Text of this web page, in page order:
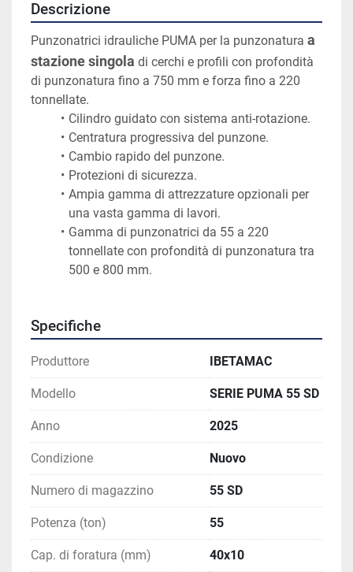
Descrizione
Punzonatrici idrauliche PUMA per la punzonatura a
stazione singola di cerchi e profili con profondità
di punzonatura fino a 750 mm e forza fino a 220
tonnellate.
Cilindro guidato con sistema anti-rotazione.
Centratura progressiva del punzone.
Cambio rapido del punzone.
Protezioni di sicurezza.
Ampia gamma di attrezzature opzionali per
una vasta gamma di lavori.
Gamma di punzonatrici da 55 a 220
tonnellate con profondità di punzonatura tra
500 e 800 mm.
Specifiche
Produttore IBETAMAC
Modello SERIE PUMA 55 SD
Anno 2025
Condizione Nuovo
Numero di magazzino 55 SD
Potenza (ton) 55
Cap. di foratura (mm) 40x10